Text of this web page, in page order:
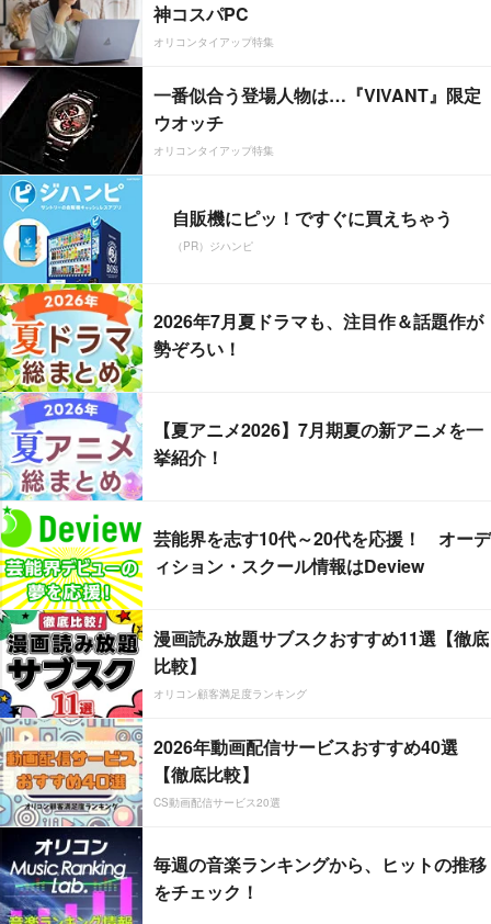
神コスパPC
オリコンタイアップ特集
一番似合う登場人物は…『VIVANT』限定
ウオッチ
オリコンタイアップ特集
自販機にピッ！ですぐに買えちゃう
（PR）ジハンピ
2026年7月夏ドラマも、注目作＆話題作が
勢ぞろい！
【夏アニメ2026】7月期夏の新アニメを一
挙紹介！
芸能界を志す10代～20代を応援！ オーデ
ィション・スクール情報はDeview
漫画読み放題サブスクおすすめ11選【徹底
比較】
オリコン顧客満足度ランキング
2026年動画配信サービスおすすめ40選
【徹底比較】
CS動画配信サービス20選
毎週の音楽ランキングから、ヒットの推移
をチェック！